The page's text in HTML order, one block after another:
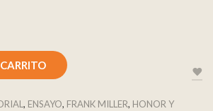
, ENSAYO, FRANK MILLER, HONOR Y